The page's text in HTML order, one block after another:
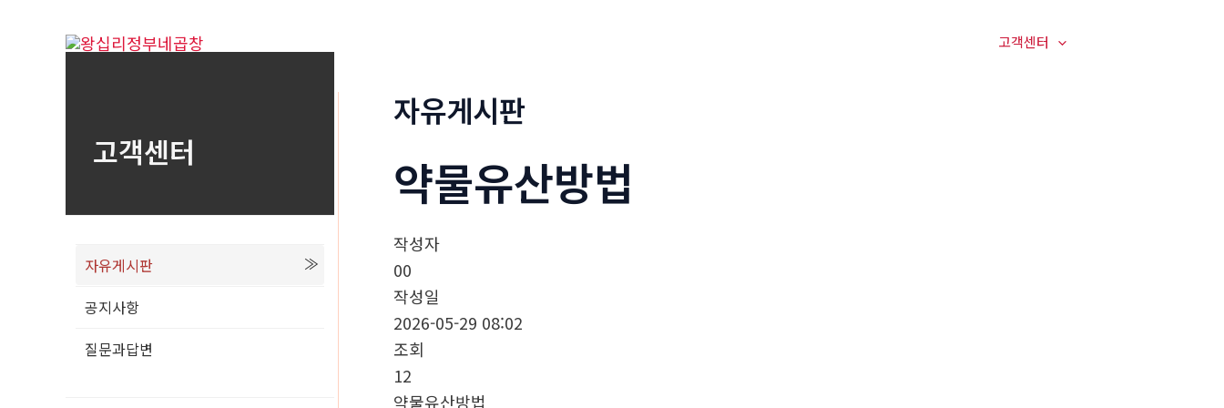
고객센터
고객센터
자유게시판
공지사항
질문과답변
자유게시판
약물유산방법
작성자
00
작성일
2026-05-29 08:02
조회
12
약물유산방법